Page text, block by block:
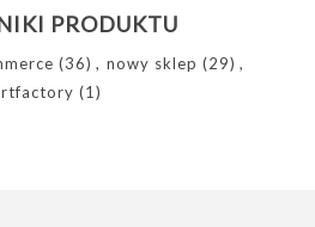
PRODUKTU
(36) , nowy sklep (29) ,
(1)